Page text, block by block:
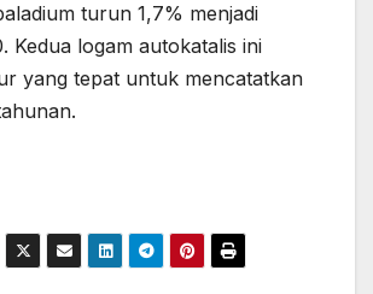
turun 1,7% menjadi
Kedua logam autokatalis ini
yang tepat untuk mencatatkan